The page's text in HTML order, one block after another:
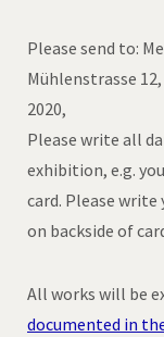
Please send to:
Mühlenstrasse
2020,
Please write all
exhibition, e.g.
card. Please
on backside of
All works will be
documented in